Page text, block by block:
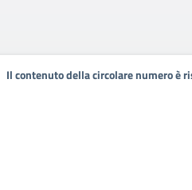
Il contenuto della circolare numero è